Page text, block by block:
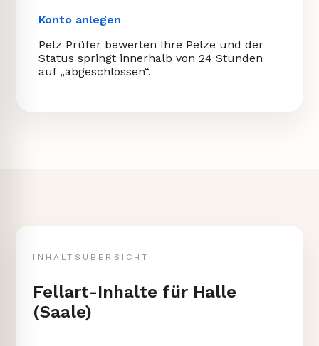
Konto anlegen
Pelz Prüfer bewerten Ihre Pelze und der
Status springt innerhalb von 24 Stunden
auf „abgeschlossen“.
INHALTSÜBERSICHT
Fellart-Inhalte für Halle
(Saale)